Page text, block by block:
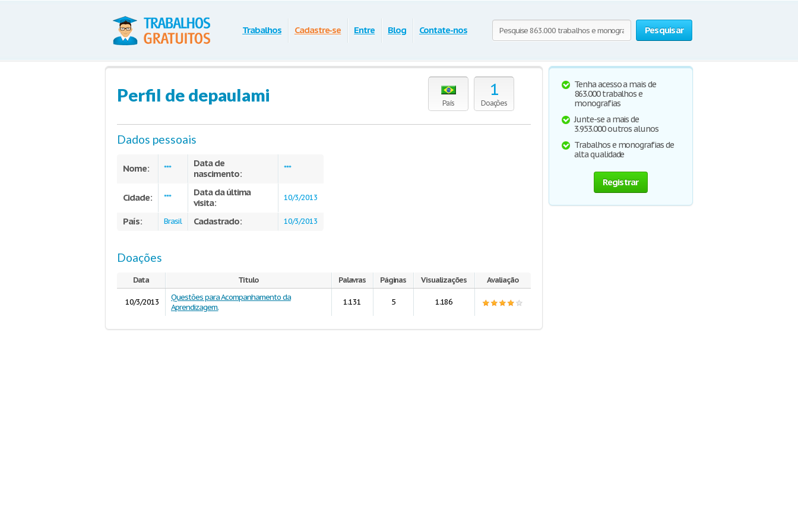
Pesquisar
Trabalhos Cadastre-se Entre Blog Contate-nos
País
1
Doações
Perfil de depaulami
Dados pessoais
Nome: ***
Data de
nascimento:
***
Cidade: ***
Data da última
visita:
10/3/2013
País: Brasil Cadastrado: 10/3/2013
Doações
Data Título Palavras Páginas Visualizações Avaliação
10/3/2013
Questões para Acompanhamento da
Aprendizagem.
1.131 5 1.186
Tenha acesso a mais de
863.000 trabalhos e
monografias
Junte-se a mais de
3.953.000 outros alunos
Trabalhos e monografias de
alta qualidade
Registrar